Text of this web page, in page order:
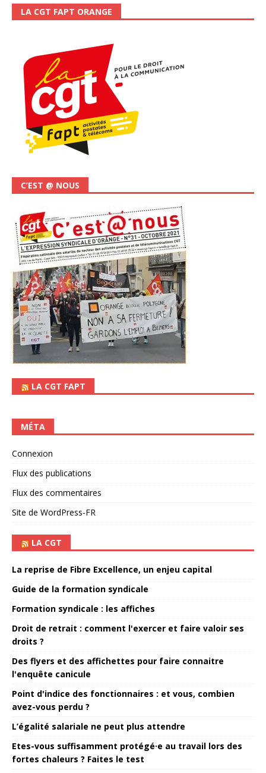
LA CGT FAPT ORANGE
C’EST @ NOUS
LA CGT FAPT
MÉTA
Connexion
Flux des publications
Flux des commentaires
Site de WordPress-FR
LA CGT
La reprise de Fibre Excellence, un enjeu capital
Guide de la formation syndicale
Formation syndicale : les affiches
Droit de retrait : comment l'exercer et faire valoir ses
droits ?
Des flyers et des affichettes pour faire connaitre
l'enquête canicule
Point d'indice des fonctionnaires : et vous, combien
avez-vous perdu ?
L’égalité salariale ne peut plus attendre
Etes-vous suffisamment protégé·e au travail lors des
fortes chaleurs ? Faites le test